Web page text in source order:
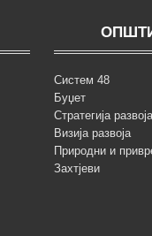
Систем 48
Буџет
Стратегија
Визија развоја
Природни и
Захтјеви